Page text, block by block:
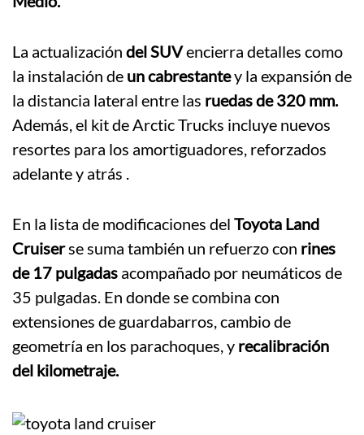
La actualización del SUVencierra detalles como
la instalación de un cabrestantey la expansión de
la distancia lateral entre las ruedas de 320 mm.
Además, el kit de Arctic Trucks incluye nuevos
resortes para los amortiguadores, reforzados
adelante y atrás .
En la lista de modificaciones del Toyota Land
Cruiserse suma también un refuerzo con rines
de 17 pulgadas acompañado por neumáticos de
35 pulgadas. En donde se combina con
extensiones de guardabarros, cambio de
geometría en los parachoques, y recalibración
del kilometraje.